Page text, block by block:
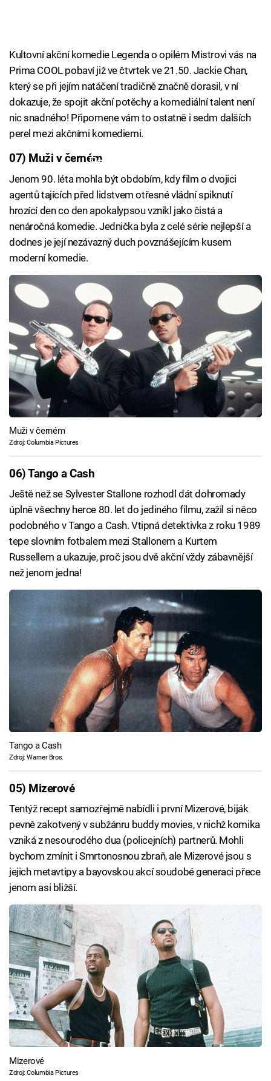
Kultovní akční komedie Legenda o opilém Mistrovi vás na
Prima COOL pobaví již ve čtvrtek ve 21.50. Jackie Chan,
který se při jejím natáčení tradičně značně dorasil, v ní
dokazuje, že spojit akční potěchy a komediální talent není
nic snadného! Připomene vám to ostatně i sedm dalších
perel mezi akčními komediemi.
Failed to fetch
07) Muži v černém
Jenom 90. léta mohla být obdobím, kdy film o dvojici
agentů tajících před lidstvem otřesné vládní spiknutí
hrozící den co den apokalypsou vznikl jako čistá a
nenáročná komedie. Jednička byla z celé série nejlepší a
dodnes je její nezávazný duch povznášejícím kusem
moderní komedie.
Muži v černém
Zdroj: Columbia Pictures
06) Tango a Cash
Ještě než se Sylvester Stallone rozhodl dát dohromady
úplně všechny herce 80. let do jediného filmu, zažil si něco
podobného v Tango a Cash. Vtipná detektivka z roku 1989
tepe slovním fotbalem mezi Stallonem a Kurtem
Russellem a ukazuje, proč jsou dvě akční vždy zábavnější
než jenom jedna!
Tango a Cash
Zdroj: Warner Bros.
05) Mizerové
Tentýž recept samozřejmě nabídli i první Mizerové, biják
pevně zakotvený v subžánru buddy movies, v nichž komika
vzniká z nesourodého dua (policejních) partnerů. Mohli
bychom zmínit i Smrtonosnou zbraň, ale Mizerové jsou s
jejich metavtipy a bayovskou akcí soudobé generaci přece
jenom asi bližší.
Mizerové
Zdroj: Columbia Pictures